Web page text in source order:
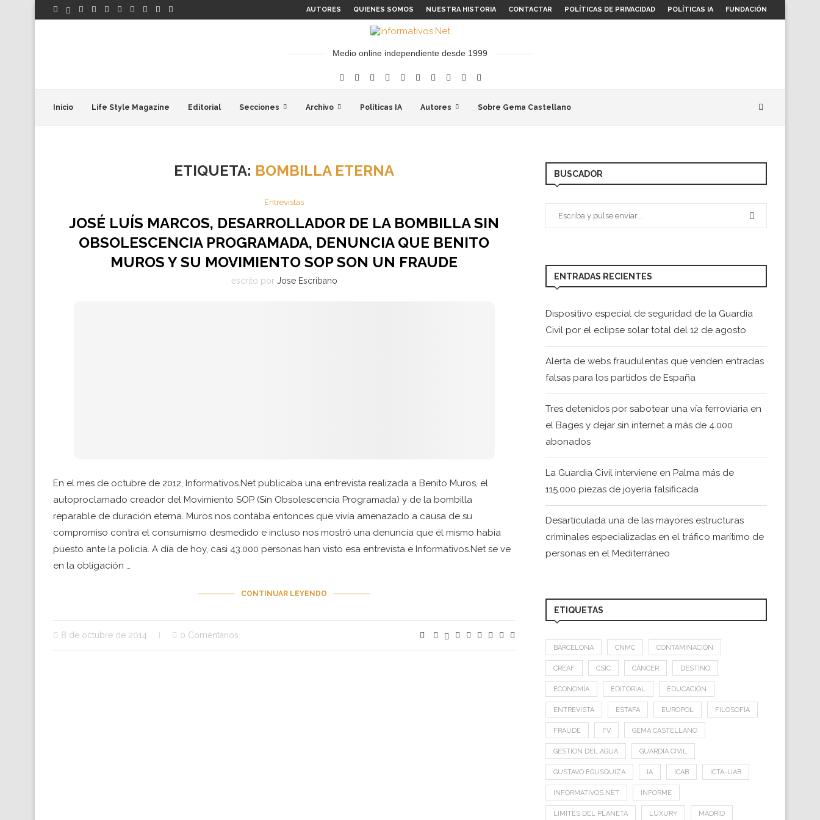
AUTORES QUIENES SOMOS NUESTRA HISTORIA CONTACTAR POLÍTICAS DE PRIVACIDAD POLÍTICAS IA FUNDACIÓN
Medio online independiente desde 1999
Inicio Life Style Magazine Editorial Secciones Archivo Políticas IA Autores Sobre Gema Castellano
ETIQUETA: BOMBILLA ETERNA
Entrevistas
JOSÉ LUÍS MARCOS, DESARROLLADOR DE LA BOMBILLA SIN
OBSOLESCENCIA PROGRAMADA, DENUNCIA QUE BENITO
MUROS Y SU MOVIMIENTO SOP SON UN FRAUDE
escrito por Jose Escribano
En el mes de octubre de 2012, Informativos.Net publicaba una entrevista realizada a Benito Muros, el
autoproclamado creador del Movimiento SOP (Sin Obsolescencia Programada) y de la bombilla
reparable de duración eterna. Muros nos contaba entonces que vivía amenazado a causa de su
compromiso contra el consumismo desmedido e incluso nos mostró una denuncia que él mismo había
puesto ante la policía. A día de hoy, casi 43.000 personas han visto esa entrevista e Informativos.Net se ve
en la obligación …
CONTINUAR LEYENDO
8 de octubre de 2014 0 Comentarios
BUSCADOR
ENTRADAS RECIENTES
Dispositivo especial de seguridad de la Guardia
Civil por el eclipse solar total del 12 de agosto
Alerta de webs fraudulentas que venden entradas
falsas para los partidos de España
Tres detenidos por sabotear una vía ferroviaria en
el Bages y dejar sin internet a más de 4.000
abonados
La Guardia Civil interviene en Palma más de
115.000 piezas de joyería falsificada
Desarticulada una de las mayores estructuras
criminales especializadas en el tráfico marítimo de
personas en el Mediterráneo
ETIQUETAS
BARCELONA CNMC CONTAMINACIÓN
CREAF CSIC CÁNCER DESTINO
ECONOMÍA EDITORIAL EDUCACIÓN
ENTREVISTA ESTAFA EUROPOL FILOSOFÍA
FRAUDE FV GEMA CASTELLANO
GESTION DEL AGUA GUARDIA CIVIL
GUSTAVO EGUSQUIZA IA ICAB ICTA-UAB
INFORMATIVOS.NET INFORME
LIMITES DEL PLANETA LUXURY MADRID